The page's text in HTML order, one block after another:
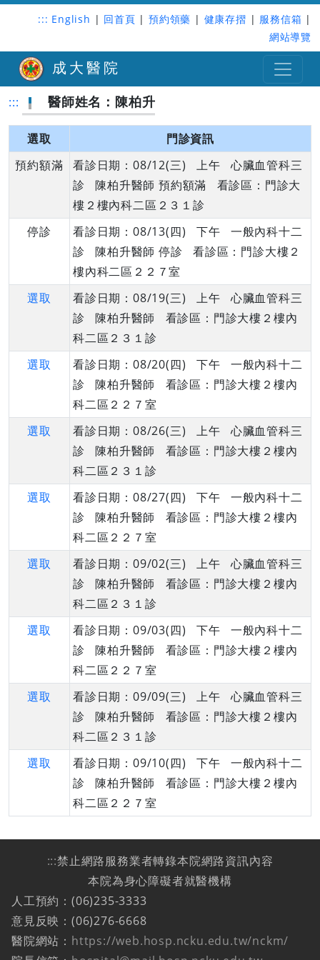
::: English | 回首頁 | 預約領藥 | 健康存摺 | 服務信箱 |
網站導覽
成大醫院
::: 醫師姓名：陳柏升
選取
門診資訊
預約額滿
看診日期：08/12(三) 上午 心臟血管科三
診 陳柏升醫師 預約額滿 看診區：門診大
樓２樓內科二區２３１診
停診
看診日期：08/13(四) 下午 一般內科十二
診 陳柏升醫師 停診 看診區：門診大樓２
樓內科二區２２７室
選取
看診日期：08/19(三) 上午 心臟血管科三
診 陳柏升醫師 看診區：門診大樓２樓內
科二區２３１診
選取
看診日期：08/20(四) 下午 一般內科十二
診 陳柏升醫師 看診區：門診大樓２樓內
科二區２２７室
選取
看診日期：08/26(三) 上午 心臟血管科三
診 陳柏升醫師 看診區：門診大樓２樓內
科二區２３１診
選取
看診日期：08/27(四) 下午 一般內科十二
診 陳柏升醫師 看診區：門診大樓２樓內
科二區２２７室
選取
看診日期：09/02(三) 上午 心臟血管科三
診 陳柏升醫師 看診區：門診大樓２樓內
科二區２３１診
選取
看診日期：09/03(四) 下午 一般內科十二
診 陳柏升醫師 看診區：門診大樓２樓內
科二區２２７室
選取
看診日期：09/09(三) 上午 心臟血管科三
診 陳柏升醫師 看診區：門診大樓２樓內
科二區２３１診
選取
看診日期：09/10(四) 下午 一般內科十二
診 陳柏升醫師 看診區：門診大樓２樓內
科二區２２７室
:::禁止網路服務業者轉錄本院網路資訊內容
本院為身心障礙者就醫機構
人工預約：(06)235-3333
意見反映：(06)276-6668
醫院網站： https://web.hosp.ncku.edu.tw/nckm/